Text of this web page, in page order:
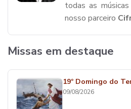
todas as
nosso parceiro
Missas em destaque
19º Domingo do
09/08/2026